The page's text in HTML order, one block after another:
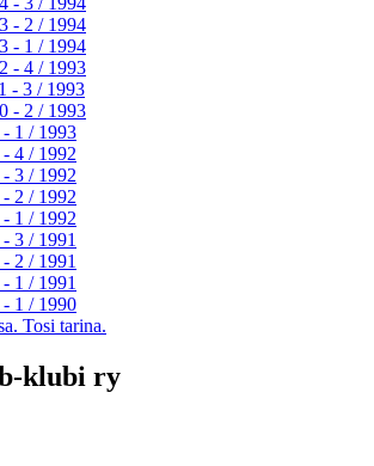
- 2 / 1994
- 1 / 1994
- 4 / 1993
- 3 / 1993
- 2 / 1993
- 1 / 1993
- 4 / 1992
- 3 / 1992
- 2 / 1992
- 1 / 1992
- 3 / 1991
- 2 / 1991
- 1 / 1991
- 1 / 1990
Tosi tarina.
klubi ry